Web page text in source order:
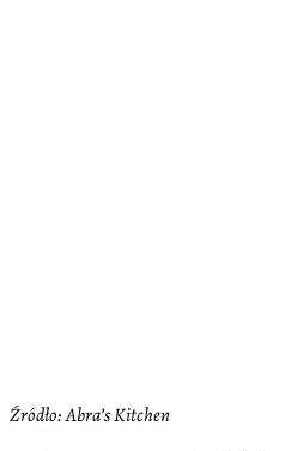
Źródło: Abra’s Kitchen